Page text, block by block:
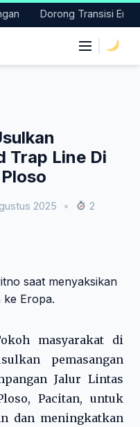
Dorong Transisi Energi di
Trap Line Di
2025 •
2
masyarakat di
pemasangan
Jalur Lintas
Pacitan, untuk
dan meningkatkan